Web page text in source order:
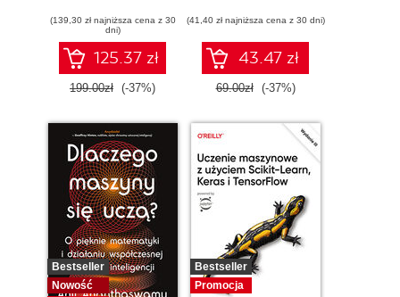
narzędzia i techniki
umożliwiające
konstruowanie
inteligentnych
systemów
(139,30 zł najniższa cena z 30
dni)
125.37 zł
199.00zł (-37%)
(41,40 zł najniższa cena z 30 dni)
43.47 zł
69.00zł (-37%)
Bestseller
Nowość
Bestseller
Promocja